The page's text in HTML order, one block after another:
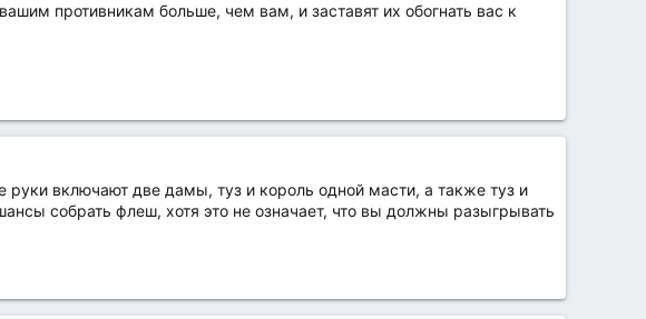
противникам больше, чем вам, и заставят их обогнать вас к
включают две дамы, туз и король одной масти, а также туз и
собрать флеш, хотя это не означает, что вы должны разыгрывать